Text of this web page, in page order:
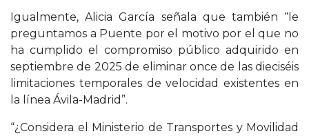
Igualmente, Alicia García señala que también “le
preguntamos a Puente por el motivo por el que no
ha cumplido el compromiso público adquirido en
septiembre de 2025 de eliminar once de las dieciséis
limitaciones temporales de velocidad existentes en
la línea Ávila-Madrid”.
“¿Considera el Ministerio de Transportes y Movilidad